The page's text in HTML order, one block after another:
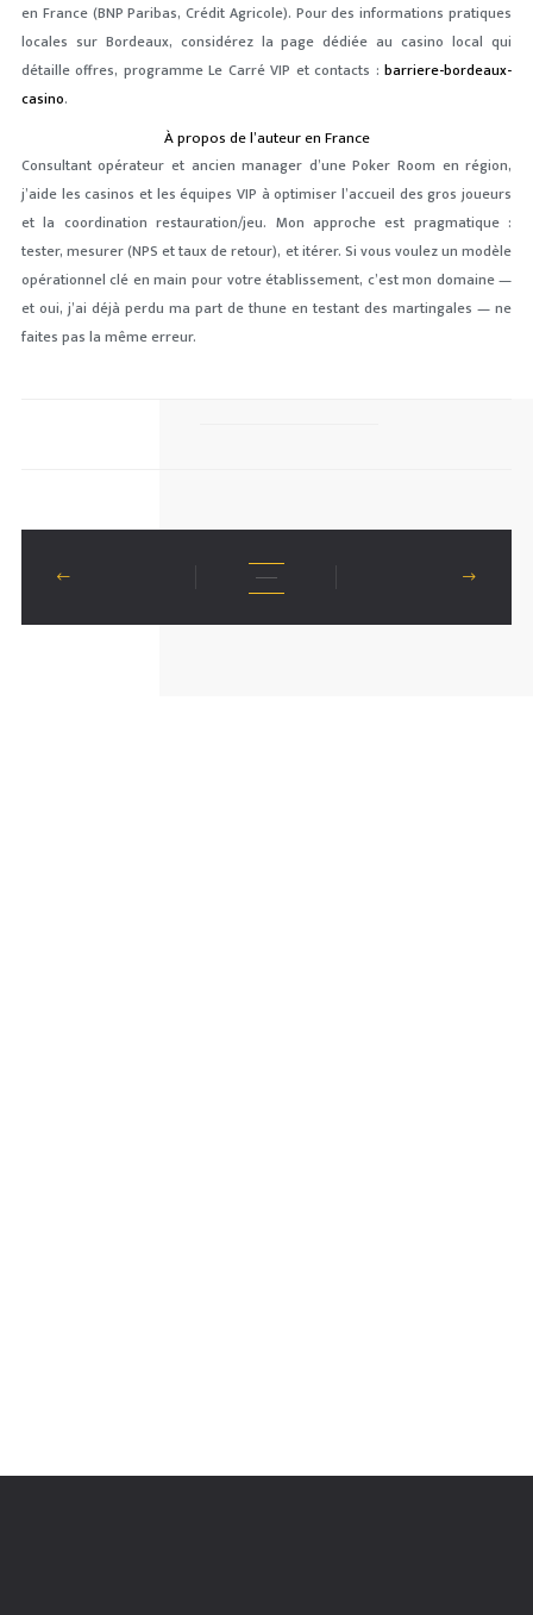
en France (BNP Paribas, Crédit Agricole). Pour des informations pratiques
locales sur Bordeaux, considérez la page dédiée au casino local qui
détaille offres, programme Le Carré VIP et contacts :barriere-bordeaux-
casino.
À propos de l’auteur en France
Consultant opérateur et ancien manager d’une Poker Room en région,
j’aide les casinos et les équipes VIP à optimiser l’accueil des gros joueurs
et la coordination restauration/jeu. Mon approche est pragmatique :
tester, mesurer (NPS et taux de retour), et itérer. Si vous voulez un modèle
opérationnel clé en main pour votre établissement, c’est mon domaine —
et oui, j’ai déjà perdu ma part de thune en testant des martingales — ne
faites pas la même erreur.